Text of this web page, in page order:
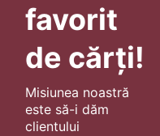
favorit
de cărți!
Misiunea noastră
este să-i dăm
clientului